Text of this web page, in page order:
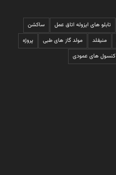
تابلو های ایزوله اتاق عمل
ساکشن
منیفلد مولد گاز های طبی
پروژه
کنسول های عمودی